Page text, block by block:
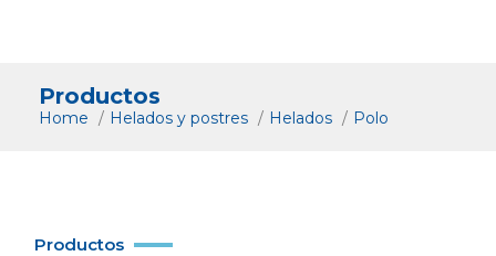
Productos
Home Helados y postres Helados Polo
Productos